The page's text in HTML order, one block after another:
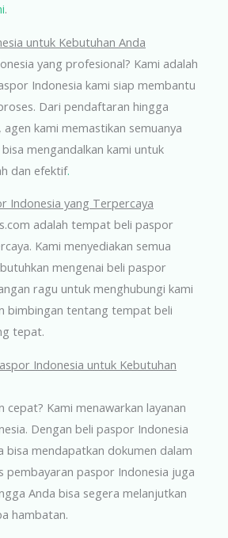
.
untuk Kebutuhan Anda
yang profesional? Kami adalah
Indonesia kami siap membantu
Dari pendaftaran hingga
kami memastikan semuanya
mengandalkan kami untuk
dan efektif.
Indonesia yang Terpercaya
adalah tempat beli paspor
Kami menyediakan semua
mengenai beli paspor
ragu untuk menghubungi kami
bimbingan tentang tempat beli
tepat.
Indonesia untuk Kebutuhan
cepat? Kami menawarkan layanan
Dengan beli paspor Indonesia
bisa mendapatkan dokumen dalam
pembayaran paspor Indonesia juga
Anda bisa segera melanjutkan
hambatan.